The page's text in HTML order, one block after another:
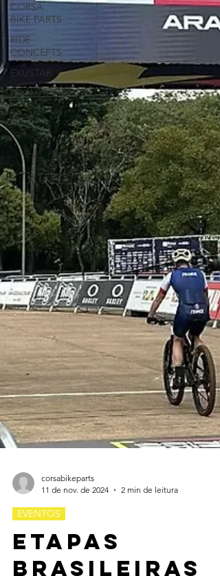
CORSA
BIKE PARTS
RIDE
CONCEPTS
EXUSTAR
PROMOÇÕES
corsabikeparts
EVENTOS